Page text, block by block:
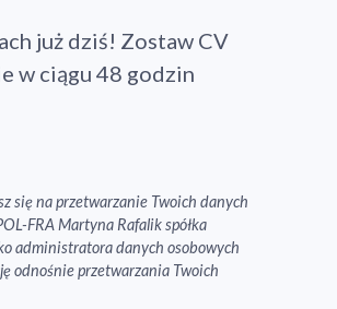
już dziś! Zostaw CV
w ciągu 48 godzin
się na przetwarzanie Twoich danych
FRA Martyna Rafalik spółka
administratora danych osobowych
odnośnie przetwarzania Twoich